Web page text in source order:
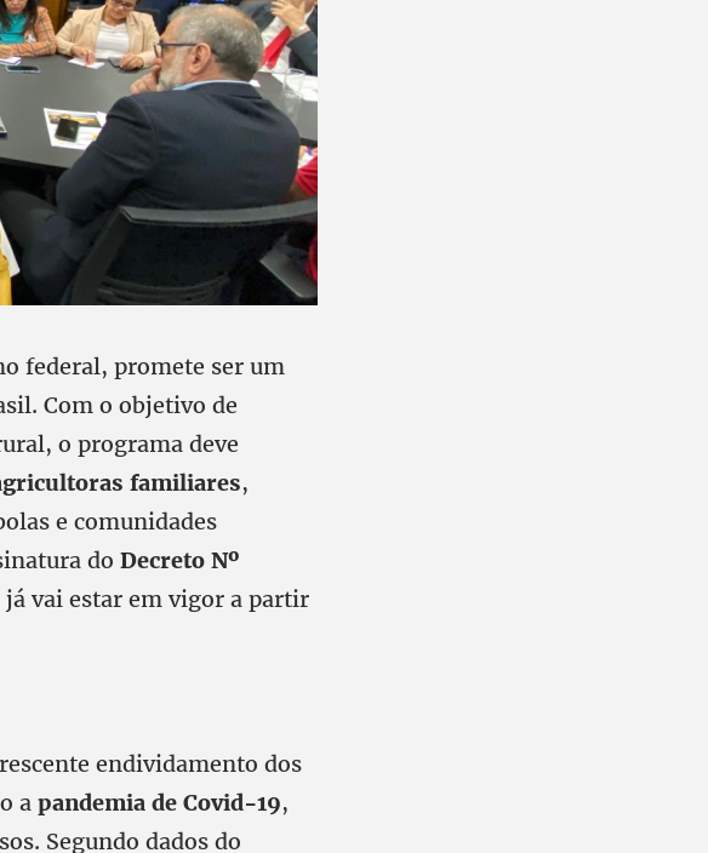
federal, promete ser um
Com o objetivo de
o programa deve
familiares,
e comunidades
do Decreto Nº
vai estar em vigor a partir
endividamento dos
a pandemia de Covid-19,
Segundo dados do